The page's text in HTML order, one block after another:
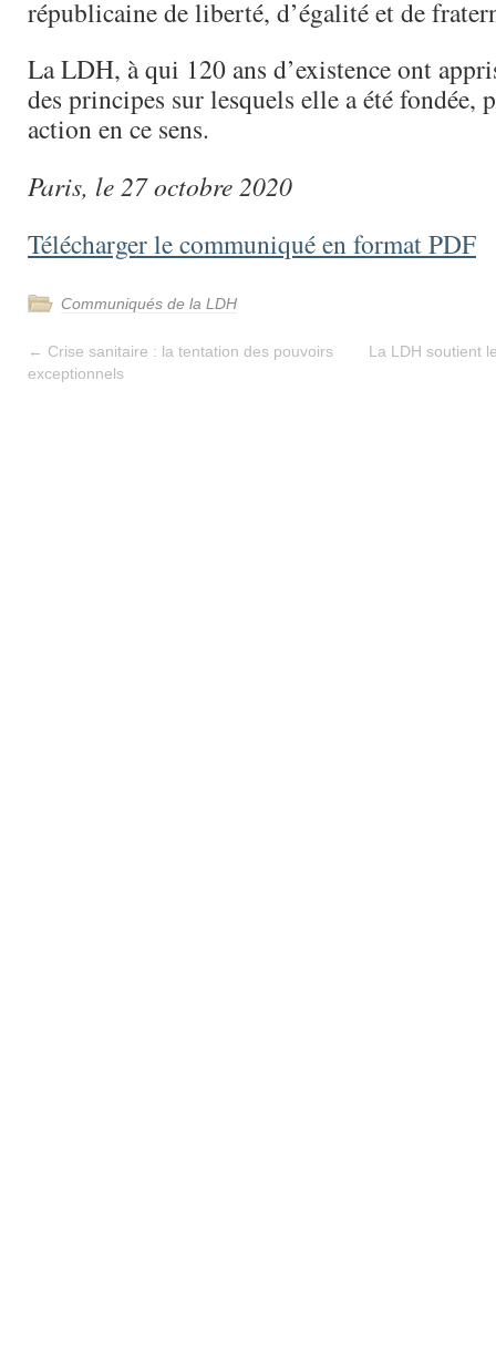
républicaine de liberté, d’égalité et de
La LDH, à qui 120 ans d’existence ont
des principes sur lesquels elle a été fondée,
action en ce sens.
Paris, le 27 octobre 2020
Télécharger le communiqué en format PDF
Communiqués de la LDH
← Crise sanitaire : la tentation des pouvoirs
exceptionnels
La LDH soutient